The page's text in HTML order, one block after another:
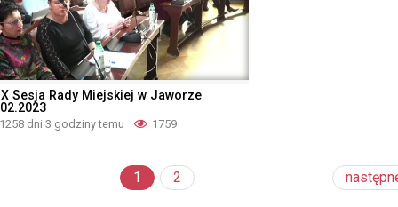
Sesja Rady Miejskiej w Jaworze
1258 dni 3 godziny temu 1759
1 2